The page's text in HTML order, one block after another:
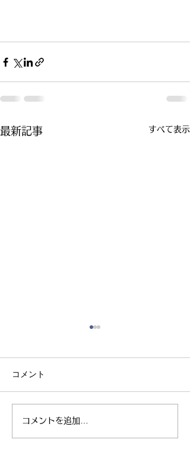
最新記事 すべて表示
親子ヨガ と おはなし
会
コメント
コメントを追加…